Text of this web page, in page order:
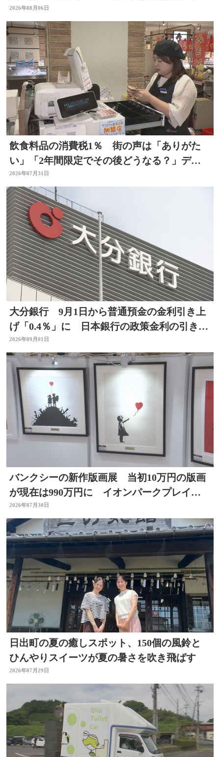
2026年08月06日
飲食料品の消費税1％ 街の声は「ありがた
い」「2年間限定でその後どうなる？」デパ
ートの反応は 大分
2026年07月31日
大分銀行 9月1日から普通預金の金利引き上
げ「0.4％」に 日本銀行の政策金利の引き上
げを受け
2026年09月01日
バンクシーの新作版画展 当初10万円の版画
が現在は990万円に イオンパークプレイス
大分店で開催中
2026年07月30日
日出町の夏の癒しスポット、150個の風鈴と
ひんやりスイーツが夏の暑さを吹き飛ばす
2026年07月29日